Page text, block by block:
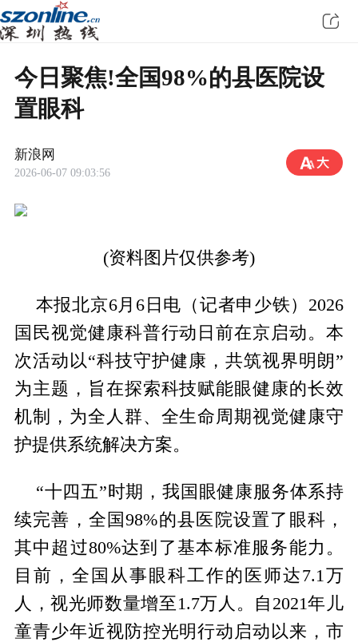
今日聚焦!全国98%的县医院设
置眼科
新浪网
2026-06-07 09:03:56
(资料图片仅供参考)
本报北京6月6日电（记者申少铁）2026
国民视觉健康科普行动日前在京启动。本
次活动以“科技守护健康，共筑视界明朗”
为主题，旨在探索科技赋能眼健康的长效
机制，为全人群、全生命周期视觉健康守
护提供系统解决方案。
“十四五”时期，我国眼健康服务体系持
续完善，全国98%的县医院设置了眼科，
其中超过80%达到了基本标准服务能力。
目前，全国从事眼科工作的医师达7.1万
人，视光师数量增至1.7万人。自2021年儿
童青少年近视防控光明行动启动以来，市